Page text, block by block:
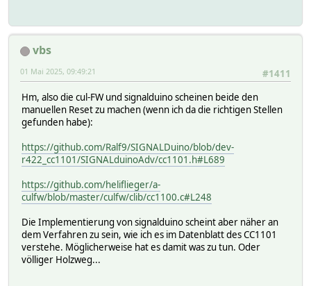
vbs
#1411
01 Mai 2025, 09:49:21
Hm, also die cul-FW und signalduino scheinen beide den
manuellen Reset zu machen (wenn ich da die richtigen Stellen
gefunden habe):
https://github.com/Ralf9/SIGNALDuino/blob/dev-
r422_cc1101/SIGNALduinoAdv/cc1101.h#L689
https://github.com/heliflieger/a-
culfw/blob/master/culfw/clib/cc1100.c#L248
Die Implementierung von signalduino scheint aber näher an
dem Verfahren zu sein, wie ich es im Datenblatt des CC1101
verstehe. Möglicherweise hat es damit was zu tun. Oder
völliger Holzweg...